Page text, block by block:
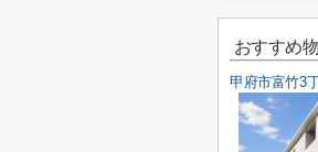
おすすめ